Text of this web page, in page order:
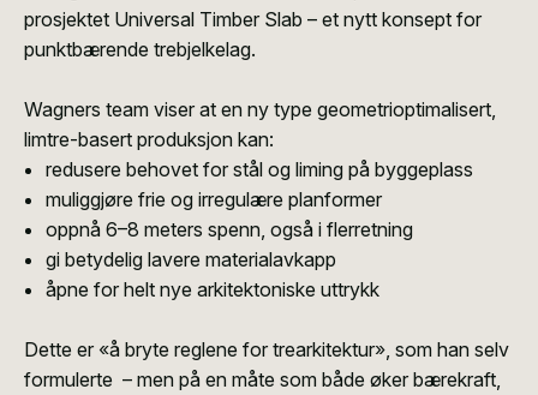
prosjektet Universal Timber Slab – et nytt konsept for
punktbærende trebjelkelag.
Wagners team viser at en ny type geometrioptimalisert,
limtre-basert produksjon kan:
redusere behovet for stål og liming på byggeplass
muliggjøre frie og irregulære planformer
oppnå 6–8 meters spenn, også i flerretning
gi betydelig lavere materialavkapp
åpne for helt nye arkitektoniske uttrykk
Dette er «å bryte reglene for trearkitektur», som han selv
formulerte – men på en måte som både øker bærekraft,